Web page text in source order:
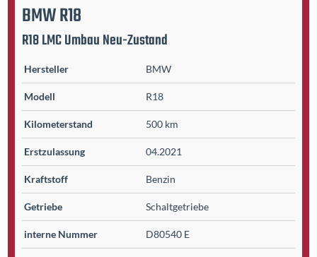
BMWR18
R18 LMC Umbau Neu-Zustand
Hersteller BMW
Modell R18
Kilometer­stand 500 km
Erst­zulassung 04.2021
Kraftstoff Benzin
Getriebe Schaltgetriebe
interne Nummer D80540 E